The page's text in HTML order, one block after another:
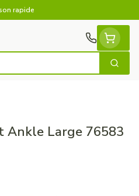
rapide
Ankle Large 76583